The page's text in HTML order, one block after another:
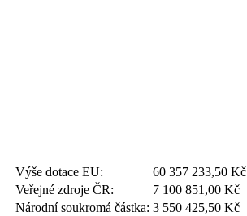
Výše dotace EU: 60 357 233,50 Kč
Veřejné zdroje ČR:
7 100 851,00 Kč
Národní soukromá částka: 3 550 425,50 Kč